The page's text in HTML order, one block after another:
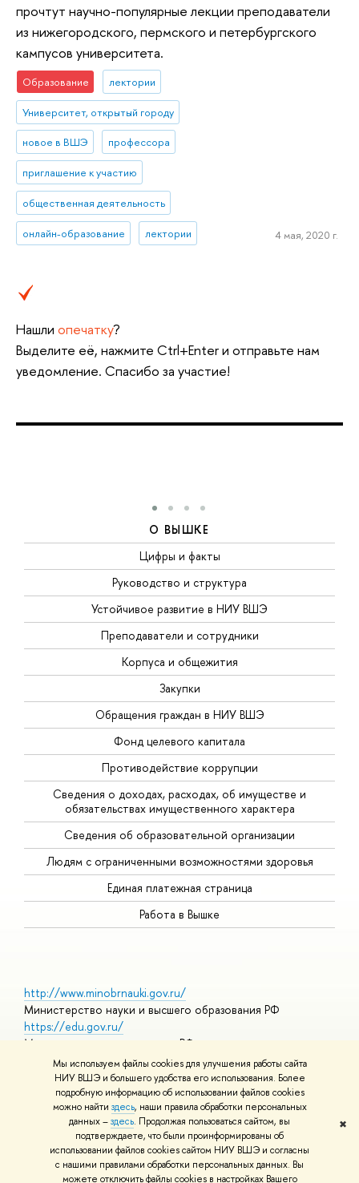
Мы используем файлы cookies для улучшения работы сайта
НИУ ВШЭ и большего удобства его использования. Более
подробную информацию об использовании файлов cookies
можно найти здесь, наши правила обработки персональных
данных –здесь. Продолжая пользоваться сайтом, вы
подтверждаете, что были проинформированы об
использовании файлов cookies сайтом НИУ ВШЭ и согласны
с нашими правилами обработки персональных данных. Вы
можете отключить файлы cookies в настройках Вашего
✖
прочтут научно-популярные лекции преподаватели
из нижегородского, пермского и петербургского
кампусов университета.
Образование лектории
Университет, открытый городу
новое в ВШЭ профессора
приглашение к участию
общественная деятельность
онлайн-образование лектории 4 мая, 2020 г.
Нашли опечатку?
Выделите её, нажмите Ctrl+Enter и отправьте нам
уведомление. Спасибо за участие!
О ВЫШКЕ
Цифры и факты
Руководство и структура
Устойчивое развитие в НИУ ВШЭ
Преподаватели и сотрудники
Корпуса и общежития
Закупки
Обращения граждан в НИУ ВШЭ
Фонд целевого капитала
Противодействие коррупции
Сведения о доходах, расходах, об имуществе и
обязательствах имущественного характера
Сведения об образовательной организации
Людям с ограниченными возможностями здоровья
Единая платежная страница
Работа в Вышке
http://www.minobrnauki.gov.ru/
Министерство науки и высшего образования РФ
https://edu.gov.ru/
Министерство просвещения РФ
https://elearning.hse.ru/mooc
Массовые открытые онлайн-курсы
© НИУ ВШЭ 1993–2026 Адреса и контактыУсловия
использования материалов Политика конфиденциальности
Шрифты HSE Sans и HSE Slab разработаны в
Школе дизайна НИУ